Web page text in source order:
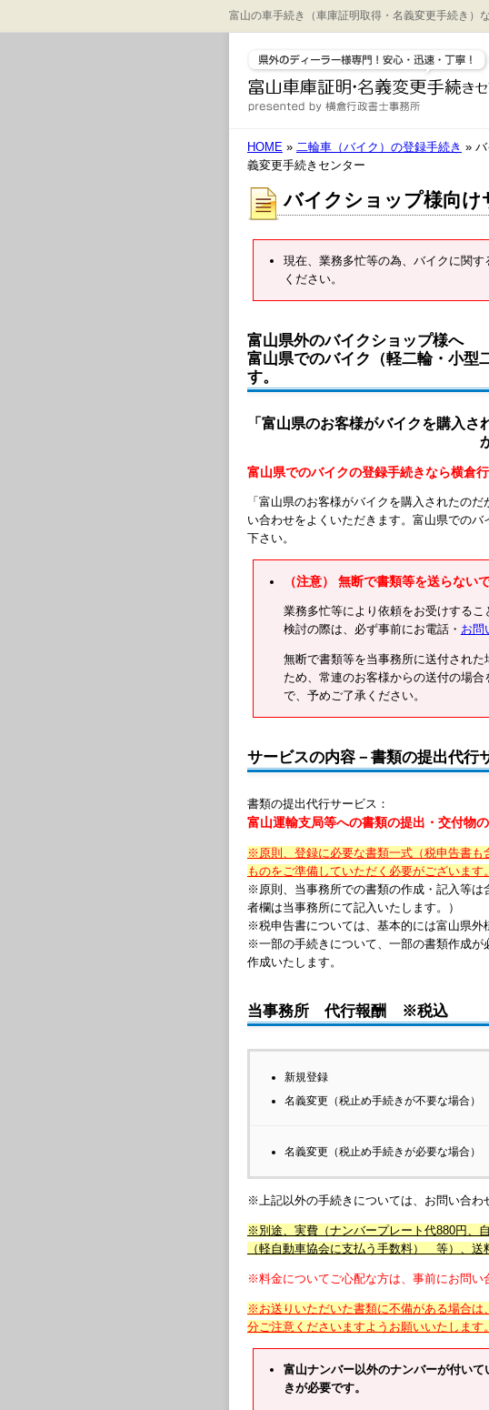
富山の車手続き（車庫証明取得・名義変更手続き）
HOME » 二輪車（バイク）の登録手続き »
義変更手続きセンター
バイクショップ様向け
現在、業務多忙等の為、バイクに関
ください。
富山県外のバイクショップ様へ
富山県でのバイク（軽二輪・小型
す。
「富山県のお客様がバイクを購入
富山県でのバイクの登録手続きなら横倉
「富山県のお客様がバイクを購入されたの
い合わせをよくいただきます。富山県での
下さい。
（注意） 無断で書類等を送らない
業務多忙等により依頼をお受けする
検討の際は、必ず事前にお電話・ お問
無断で書類等を当事務所に送付され
ため、常連のお客様からの送付の場
で、予めご了承ください。
サービスの内容－書類の提出代行
書類の提出代行サービス：
富山運輸支局等への書類の提出・交付物
※原則、登録に必要な書類一式（税申告書
ものをご準備していただく必要がございます。
※原則、当事務所での書類の作成・記入等
者欄は当事務所にて記入いたします。）
※税申告書については、基本的には富山県外
※一部の手続きについて、一部の書類作成
作成いたします。
当事務所 代行報酬 ※税込
新規登録
名義変更（税止め手続きが不要な場合）
名義変更（税止め手続きが必要な場合）
※上記以外の手続きについては、お問い合わ
※別途、実費（ナンバープレート代880円、
（軽自動車協会に支払う手数料） 等）、送
※料金についてご心配な方は、事前にお問い
※お送りいただいた書類に不備がある場合
分ご注意くださいますようお願いいたします。
富山ナンバー以外のナンバーが付い
きが必要です。